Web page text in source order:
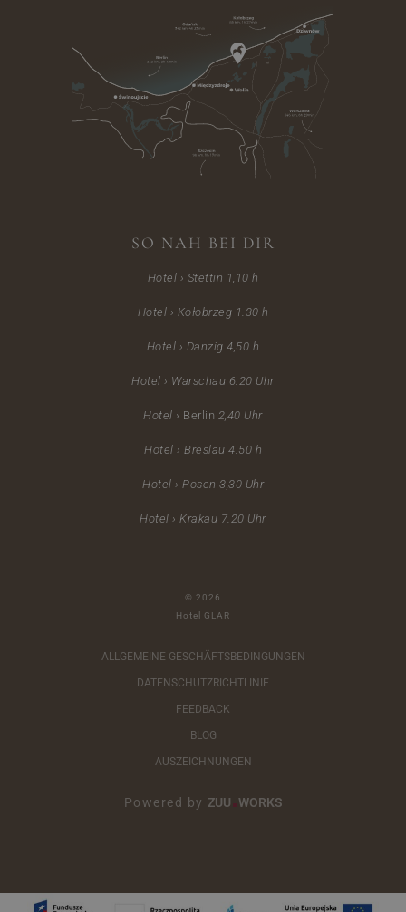
SO NAH BEI DIR
Hotel › Stettin 1,10 h
Hotel › Kołobrzeg 1.30 h
Hotel › Danzig 4,50 h
Hotel › Warschau 6.20 Uhr
Hotel › Berlin 2,40 Uhr
Hotel › Breslau 4.50 h
Hotel › Posen 3,30 Uhr
Hotel › Krakau 7.20 Uhr
© 2026
Hotel GLAR
ALLGEMEINE GESCHÄFTSBEDINGUNGEN
DATENSCHUTZRICHTLINIE
FEEDBACK
BLOG
AUSZEICHNUNGEN
Powered by ZUU WORKS